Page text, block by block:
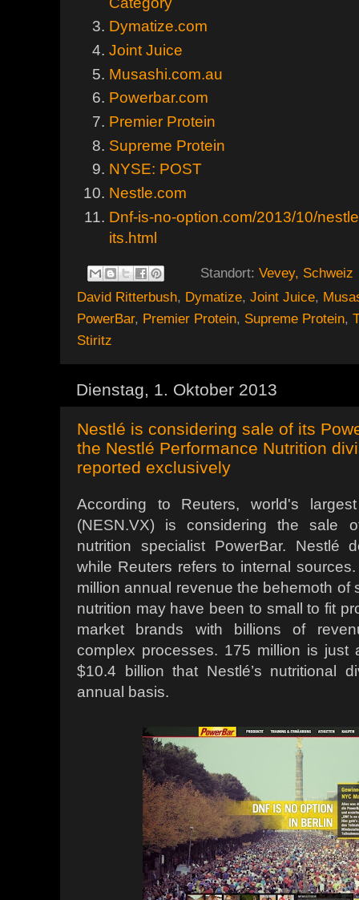
Dymatize.com
Joint Juice
Musashi.com.au
Powerbar.com
Premier Protein
Supreme Protein
NYSE: POST
Nestle.com
Dnf-is-no-option.com/2013/10/
its.html
Standort: Vevey, Schweiz
David Ritterbush, Dymatize, Joint Juice,
PowerBar, Premier Protein, Supreme Protein,
Stiritz
Dienstag, 1. Oktober 2013
Nestlé is considering sale of its
the Nestlé Performance Nutrition
reported exclusively
According to Reuters, world's
(NESN.VX) is considering the sale
nutrition specialist PowerBar. Nestlé
while Reuters refers to internal
million annual revenue the behemoth of
nutrition may have been to small to fit
market brands with billions of
complex processes. 175 million is just
$10.4 billion that Nestlé’s nutritional
annual basis.